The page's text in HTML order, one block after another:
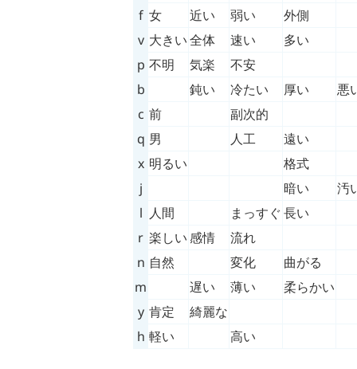
f 女 近い 弱い
外側
v 大きい全体 速い
多い
p 不明 気楽
不安
b
鈍い 冷たい 厚い
悪
c 前
副次的
q 男 人工
遠い
x 明るい
格式
j
暗い
汚
l 人間 まっすぐ長い
r 楽しい感情
流れ
n 自然 変化
曲がる
m
遅い 薄い
柔らかい
y 肯定
綺麗な
h 軽い 高い